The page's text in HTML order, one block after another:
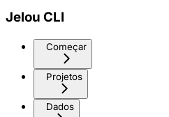
Jelou CLI
Começar
Projetos
Dados